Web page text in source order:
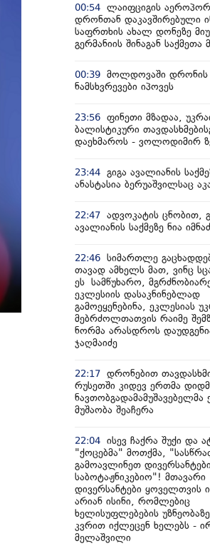
00:54 ლაიფციგის
დრონთან დაკავშირებული
საფრთხის ახალ დონეზე
გერმანიის შინაგან საქმეთა
00:39 მოლდოვაში დრონის
ნამსხვრევები იპოვეს
23:56 ფინეთი მზადაა,
ბალისტიკური
დაეხმაროს - ვოლოდიმირ
23:44 გიგა ავალიანის
ანასტასია ბერუაშვილსაც
22:47 ადვოკატის ცნობით,
ავალიანის საქმეზე ნია
22:46 სიმართლე
თავად ამხელს მათ, ვინც
ეს სამწუხარო,
ეკლესიის დასაკნინებლად
გამოეყენებინა, ეკლესიას
მებრძოლთათვის რაიმე
ნორმა არასდროს
ჯაღმაიძე
22:17 დრონებით
რუსეთში კიდევ ერთმა
ნავთობგადამამუშავებელმა
მუშაობა შეაჩერა
22:04 ისევ ჩაქრა შუქი და
"ქოცებმა" მოთქმა,
გამოავლინეთ
საბოტაჟნიკებიო"! მთავარი
დივერსანტები ყოველთვის
არიან ისინი, რომლებიც
ხელისუფლებების
კვრით იქლეცენ ხელებს -
მელაშვილი